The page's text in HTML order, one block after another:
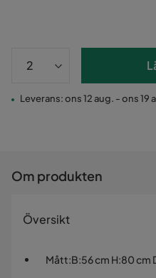
Leverans: ons 12 aug. - ons 19
Om produkten
Översikt
Mått:B:56 cm H:80 cm